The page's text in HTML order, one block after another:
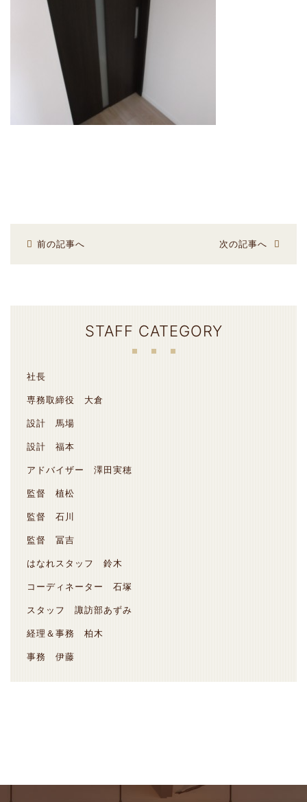
前の記事へ 次の記事へ
STAFF CATEGORY
社長
専務取締役 大倉
設計 馬場
設計 福本
アドバイザー 澤田実穂
監督 植松
監督 石川
監督 冨吉
はなれスタッフ 鈴木
コーディネーター 石塚
スタッフ 諏訪部あずみ
経理＆事務 柏木
事務 伊藤